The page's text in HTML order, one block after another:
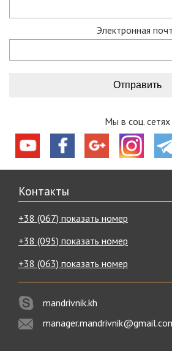
Электронная
Мы в соц. сетях
Контакты
+38 (067) показать номер
+38 (095) показать номер
+38 (063) показать номер
mandrivnik.kh